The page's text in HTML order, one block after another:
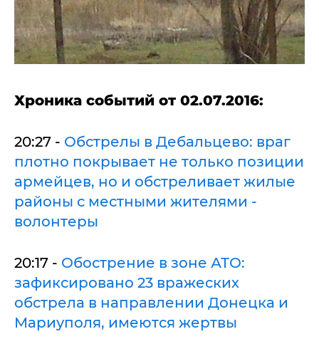
Хроника событий от 02.07.2016:
20:27 - Обстрелы в Дебальцево: враг
плотно покрывает не только позиции
армейцев, но и обстреливает жилые
районы с местными жителями -
волонтеры
20:17 - Обострение в зоне АТО:
зафиксировано 23 вражеских
обстрела в направлении Донецка и
Мариуполя, имеются жертвы